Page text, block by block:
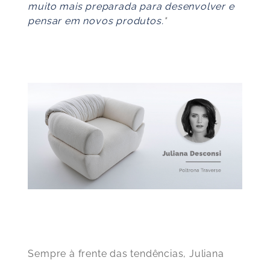
muito mais preparada para desenvolver e
pensar em novos produtos."
Sempre à frente das tendências, Juliana